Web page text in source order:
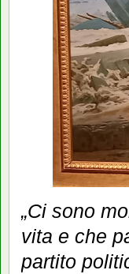
„Ci sono
vita e che
partito